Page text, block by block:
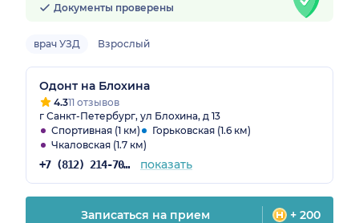
Документы проверены
врач УЗД Взрослый
Одонт на Блохина
4.311 отзывов
г Санкт-Петербург, ул Блохина, д 13
Спортивная (1 км)
Горьковская (1.6 км)
Чкаловская (1.7 км)
+7 (812) 214-70-82 показать
Записаться на прием + 200